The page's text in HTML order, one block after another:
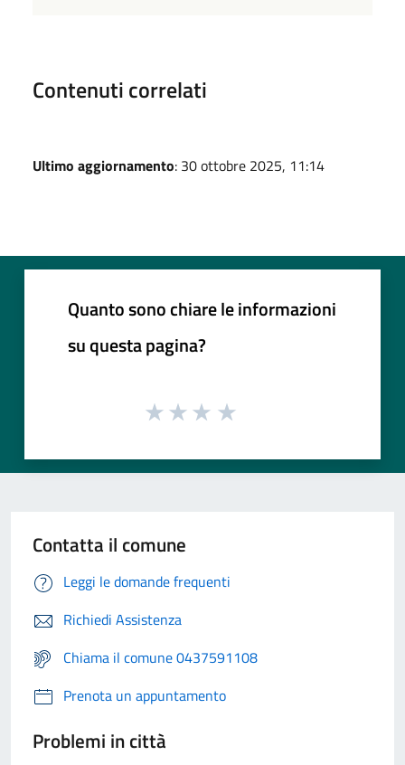
Contenuti correlati
Ultimo aggiornamento: 30 ottobre 2025, 11:14
Quanto sono chiare le informazioni
su questa pagina?
Contatta il comune
Leggi le domande frequenti
Richiedi Assistenza
Chiama il comune 0437591108
Prenota un appuntamento
Problemi in città